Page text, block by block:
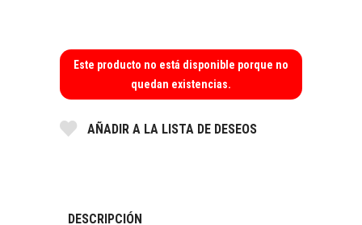
Este producto no está disponible porque no
quedan existencias.
AÑADIR A LA LISTA DE DESEOS
DESCRIPCIÓN